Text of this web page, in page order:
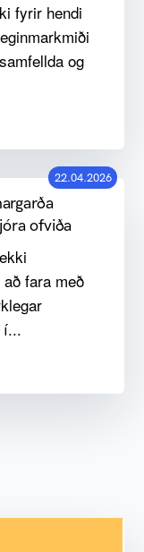
fyrir hendi
og
22.04.2026
ofviða
fara með
í...